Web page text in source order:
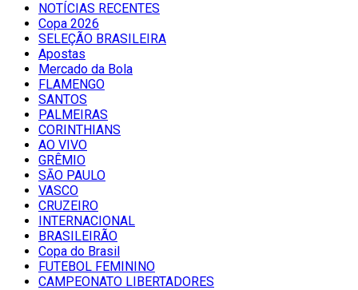
NOTÍCIAS RECENTES
Copa 2026
SELEÇÃO BRASILEIRA
Apostas
Mercado da Bola
FLAMENGO
SANTOS
PALMEIRAS
CORINTHIANS
AO VIVO
GRÊMIO
SĀO PAULO
VASCO
CRUZEIRO
INTERNACIONAL
BRASILEIRÃO
Copa do Brasil
FUTEBOL FEMININO
CAMPEONATO LIBERTADORES